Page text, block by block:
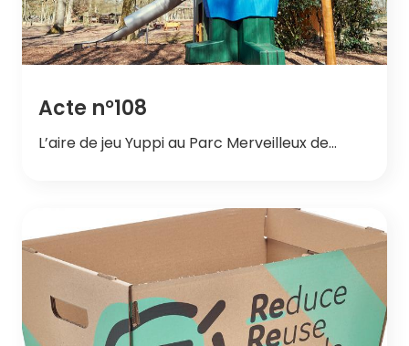
Acte n°108
L’aire de jeu Yuppi au Parc Merveilleux de…